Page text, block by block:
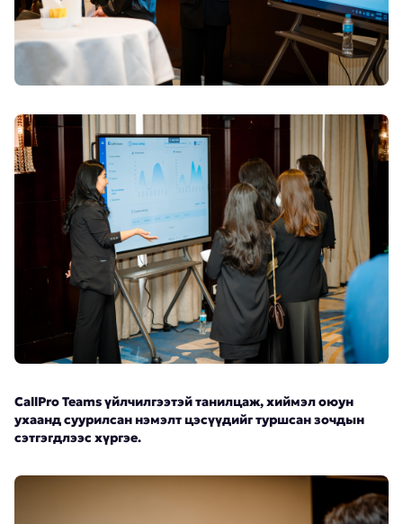
CallPro Teams үйлчилгээтэй танилцаж, хиймэл оюун
ухаанд суурилсан нэмэлт цэсүүдийг туршсан зочдын
сэтгэгдлээс хүргэе.